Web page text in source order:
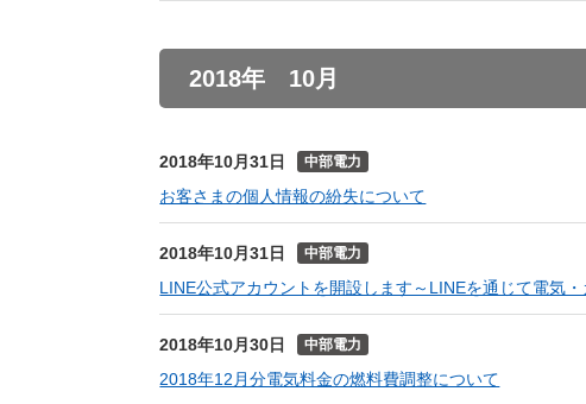
2018年 10月
2018年10月31日 中部電力
お客さまの個人情報の紛失について
2018年10月31日 中部電力
LINE公式アカウントを開設します～LINEを通じて電気
2018年10月30日 中部電力
2018年12月分電気料金の燃料費調整について